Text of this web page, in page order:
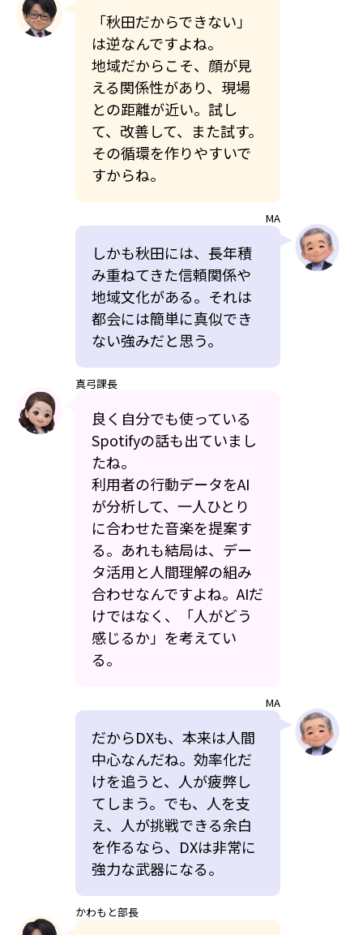
「秋田だからできない」
は逆なんですよね。
地域だからこそ、顔が見
える関係性があり、現場
との距離が近い。試し
て、改善して、また試す。
その循環を作りやすいで
すからね。
MA
しかも秋田には、長年積
み重ねてきた信頼関係や
地域文化がある。それは
都会には簡単に真似でき
ない強みだと思う。
真弓課長
良く自分でも使っている
Spotifyの話も出ていまし
たね。
利用者の行動データをAI
が分析して、一人ひとり
に合わせた音楽を提案す
る。あれも結局は、デー
タ活用と人間理解の組み
合わせなんですよね。AIだ
けではなく、「人がどう
感じるか」を考えてい
る。
MA
だからDXも、本来は人間
中心なんだね。効率化だ
けを追うと、人が疲弊し
てしまう。でも、人を支
え、人が挑戦できる余白
を作るなら、DXは非常に
強力な武器になる。
かわもと部長